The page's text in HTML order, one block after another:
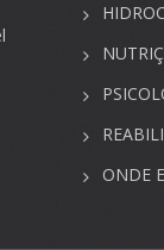
ONDE